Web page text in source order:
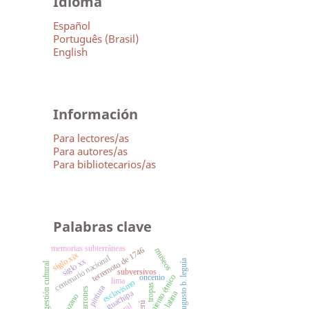
Español
Português (Brasil)
English
Información
Para lectores/as
Para autores/as
Para bibliotecarios/as
Palabras clave
guachipa
esclavismo
centenario nacional oncenio augusto b. leguía
lima
terremoto de 1746
pintura
subversivos
siglo xx
gestión cultural
museos
memorias subterráneas
tropas
siglo xix